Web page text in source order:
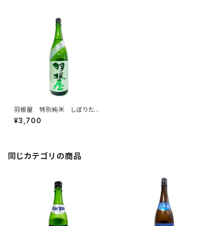
羽根屋 特別純米 しぼりたて
生 1800ml
¥3,700
同じカテゴリの商品